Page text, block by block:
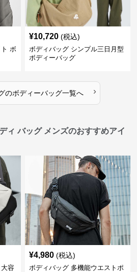
ボ
¥10,720 (税込)
ボディバッグ シンプル三日月型
ボディーバッグ
のボディーバッグ一覧へ ›
ィ バッグ メンズのおすすめアイ
容
¥4,980 (税込)
ボディバッグ 多機能ウエストポ